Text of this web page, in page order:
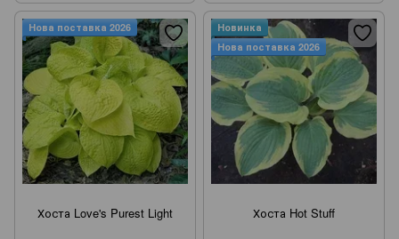
Нова поставка 2026
Хоста Love's Purest Light
Новинка
Нова поставка 2026
Хоста Hot Stuff